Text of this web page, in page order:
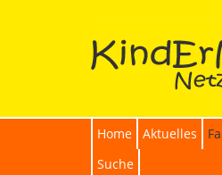
Home Aktuelles
Suche